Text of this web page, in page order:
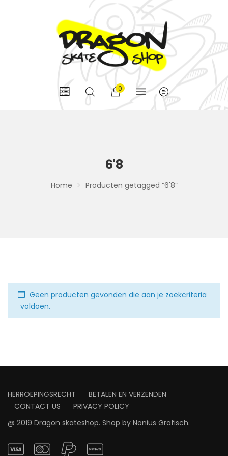
0
6'8
Home Producten getagged “6'8”
Geen producten gevonden die aan je zoekcriteria
voldoen.
HERROEPINGSRECHT
BETALEN EN VERZENDEN
CONTACT US
PRIVACY POLICY
@ 2019 Dragon skateshop. Shop by Nonius Grafisch.